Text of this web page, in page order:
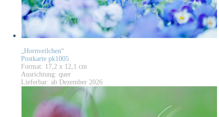
„Hornveilchen“
Postkarte pk1005
Format: 17,2 x 12,1 cm
Ausrichtung: quer
Lieferbar: ab Dezember 2026